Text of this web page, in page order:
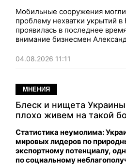
Мобильные сооружения
проблему нехватки укрытий в
проявилась в последнее
внимание бизнесмен
что характерно — совсем не
бюрократические.
04.08.2026 11:11
МНЕНИЯ
Блеск и нищета
плохо живем на такой
Статистика неумолима:
мировых лидеров по
экспортному потенциалу,
по социальному